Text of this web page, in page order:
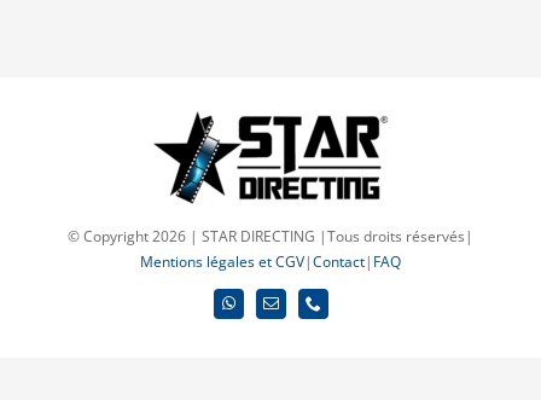
© Copyright 2026 | STAR DIRECTING |Tous droits réservés|
Mentions légales et CGV|Contact| FAQ